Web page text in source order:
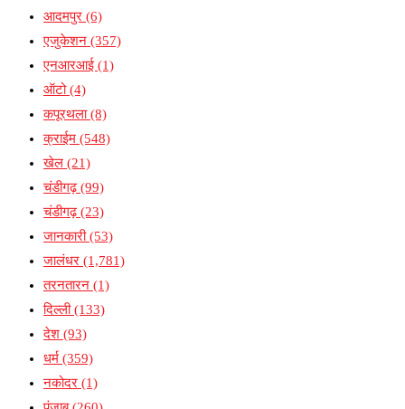
आदमपुर (6)
एजुकेशन (357)
एनआरआई (1)
ऑटो(4)
कपूरथला(8)
क्राईम (548)
खेल (21)
चंडीगढ़(99)
चंडीगढ़(23)
जानकारी(53)
जालंधर (1,781)
तरनतारन (1)
दिल्ली(133)
देश (93)
धर्म (359)
नकोदर (1)